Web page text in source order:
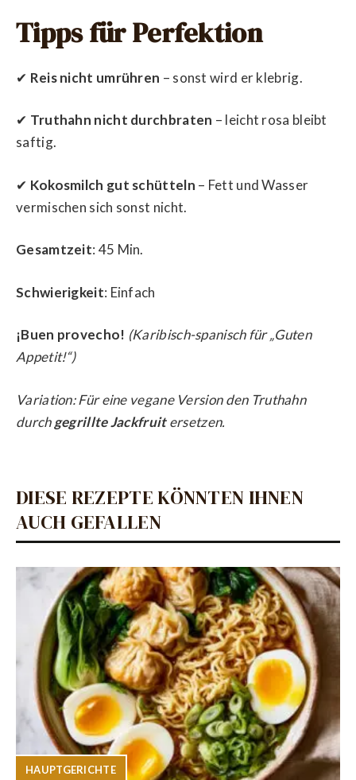
Tipps für Perfektion
✔ Reis nicht umrühren – sonst wird er klebrig.
✔ Truthahn nicht durchbraten – leicht rosa bleibt
saftig.
✔ Kokosmilch gut schütteln – Fett und Wasser
vermischen sich sonst nicht.
Gesamtzeit: 45 Min.
Schwierigkeit: Einfach
¡Buen provecho! (Karibisch-spanisch für „Guten
Appetit!“)
Variation: Für eine vegane Version den Truthahn
durchgegrillte Jackfruitersetzen.
DIESE REZEPTE KÖNNTEN IHNEN
AUCH GEFALLEN
HAUPTGERICHTE